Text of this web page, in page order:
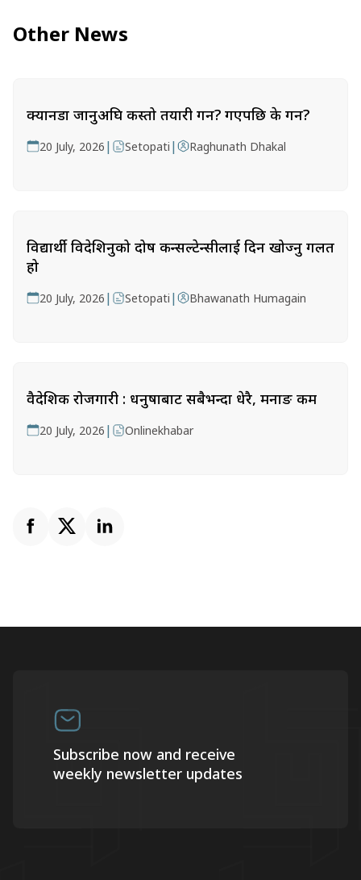
Other News
क्यानडा जानुअघि कस्तो तयारी गर्ने? गएपछि के गर्ने?
20 July, 2026 | Setopati | Raghunath Dhakal
विद्यार्थी विदेशिनुको दोष कन्सल्टेन्सीलाई दिन खोज्नु गलत
हो
20 July, 2026 | Setopati | Bhawanath Humagain
वैदेशिक रोजगारी : धनुषाबाट सबैभन्दा धेरै, मनाङ कम
20 July, 2026 | Onlinekhabar
Subscribe now and receive
weekly newsletter updates